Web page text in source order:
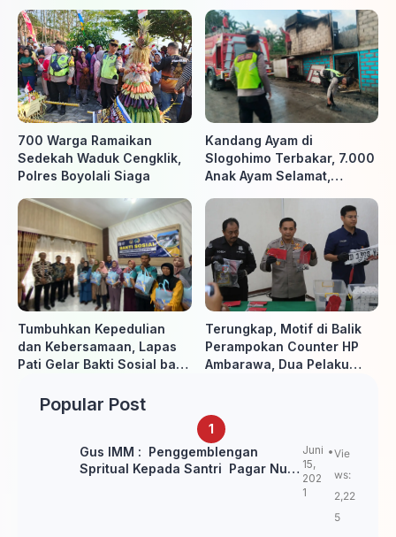
700 Warga Ramaikan
Sedekah Waduk Cengklik,
Polres Boyolali Siaga
Kandang Ayam di
Slogohimo Terbakar, 7.000
Anak Ayam Selamat,
Juta
Tumbuhkan Kepedulian
dan Kebersamaan, Lapas
Pati Gelar Bakti Sosial bagi
Terungkap, Motif di Balik
Perampokan Counter HP
Ambarawa, Dua Pelaku
Popular Post
Gus IMM : Penggemblengan
Spritual Kepada Santri Pagar Nusa
Juni
15,
202
1
Vie
ws:
2,22
5